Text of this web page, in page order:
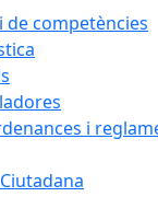
competències
i